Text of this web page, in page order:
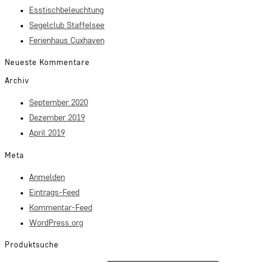
Esstischbeleuchtung
Segelclub Staffelsee
Ferienhaus Cuxhaven
Neueste Kommentare
Archiv
September 2020
Dezember 2019
April 2019
Meta
Anmelden
Eintrags-Feed
Kommentar-Feed
WordPress.org
Produktsuche